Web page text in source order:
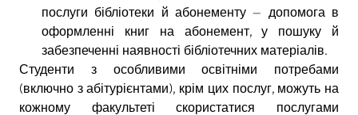
послуги бібліотеки й абонементу – допомога в
оформленні книг на абонемент, у пошуку й
забезпеченні наявності бібліотечних матеріалів.
Студенти з особливими освітніми потребами
(включно з абітурієнтами), крім цих послуг, можуть на
кожному факультеті скористатися послугами